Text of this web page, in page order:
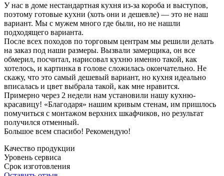
У нас в доме нестандартная кухня из-за короба и выступов,
поэтому готовые кухни (хоть они и дешевле) — это не наш
вариант. Мы с мужем много где были, но не нашли
подходящего варианта.
После всех походов по торговым центрам мы решили делать
на заказ под наши размеры. Вызвали замерщика, он все
обмерил, посчитал, нарисовал кухню именно такой, как
хотелось, и картинка в голове сложилась окончательно. Не
скажу, что это самый дешевый вариант, но кухня идеально
вписалась и цвет выбрала такой, как мне нравится.
Примерно через 2 недели нам установили нашу кухню-
красавицу! «Благодаря» нашим кривым стенам, им пришлось
помучиться с монтажом верхних шкафчиков, но результат
получился отменный.
Большое всем спасибо! Рекомендую!
Качество продукции
Уровень сервиса
Срок изготовления